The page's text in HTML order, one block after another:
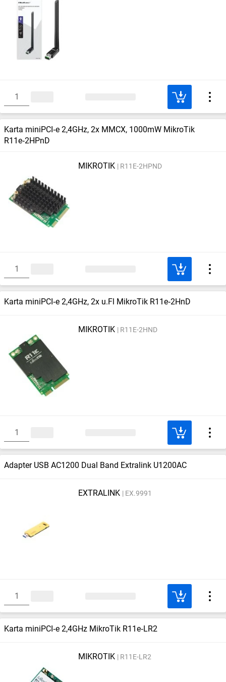
Karta miniPCI‑e 2,4GHz, 2x MMCX, 1000mW MikroTik
R11e‑2HPnD
MIKROTIK R11E-2HPND
Karta miniPCI‑e 2,4GHz, 2x u.Fl MikroTik R11e‑2HnD
MIKROTIK R11E-2HND
Adapter USB AC1200 Dual Band Extralink U1200AC
EXTRALINK EX.9991
Karta miniPCI‑e 2,4GHz MikroTik R11e‑LR2
MIKROTIK R11E-LR2